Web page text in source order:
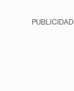
PUBLICIDAD